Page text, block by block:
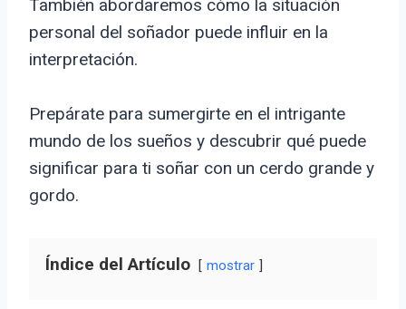
También abordaremos cómo la situación
personal del soñador puede influir en la
interpretación.
Prepárate para sumergirte en el intrigante
mundo de los sueños y descubrir qué puede
significar para ti soñar con un cerdo grande y
gordo.
Índice del Artículo mostrar